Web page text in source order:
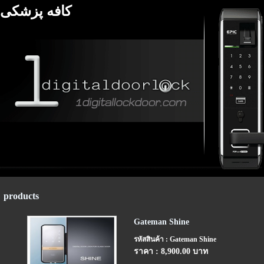
products
Gateman Shine
รหัสสินค้า : Gateman Shine
ราคา : 8,900.00 บาท
کافه پزشکی